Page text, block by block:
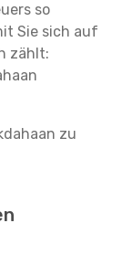
so
Sie sich auf
zählt:
zu